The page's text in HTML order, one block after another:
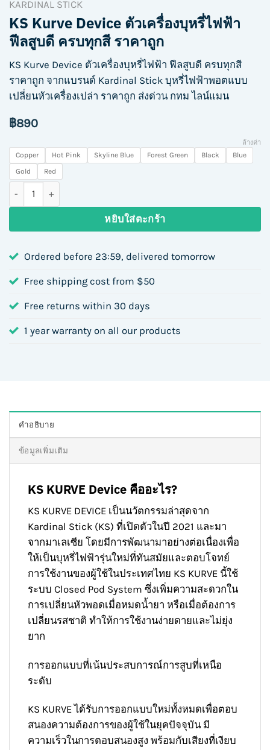
KARDINAL STICK
KS Kurve Device ตัวเครื่องบุหรี่ไฟฟ้า
ฟีลสูบดี ครบทุกสี ราคาถูก
KS Kurve Device ตัวเครื่องบุหรี่ไฟฟ้า ฟีลสูบดี ครบทุกสี
ราคาถูก จากแบรนด์ Kardinal Stick บุหรี่ไฟฟ้าพอตแบบ
เปลี่ยนหัวเครื่องเปล่า ราคาถูก ส่งด่วน กทม ไลน์แมน
฿890
Copper Hot Pink Skyline Blue Forest Green Black
Blue
Gold
Red
ล้างค่า
จำนวน KS Kurve Device ตัวเครื่องบุหรี่ไฟฟ้า ฟีลสูบดี ครบทุกสี รา
หยิบใส่ตะกร้า
Ordered before 23:59, delivered tomorrow
Free shipping cost from $50
Free returns within 30 days
1 year warranty on all our products
คำอธิบาย
ข้อมูลเพิ่มเติม
KS KURVE Device คืออะไร?
KS KURVE DEVICE เป็นนวัตกรรมล่าสุดจาก
Kardinal Stick (KS) ที่เปิดตัวในปี 2021 และมา
จากมาเลเซีย โดยมีการพัฒนามาอย่างต่อเนื่องเพื่อ
ให้เป็นบุหรี่ไฟฟ้ารุ่นใหม่ที่ทันสมัยและตอบโจทย์
การใช้งานของผู้ใช้ในประเทศไทย KS KURVE นี้ใช้
ระบบ Closed Pod System ซึ่งเพิ่มความสะดวกใน
การเปลี่ยนหัวพอดเมื่อหมดน้ำยา หรือเมื่อต้องการ
เปลี่ยนรสชาติ ทำให้การใช้งานง่ายดายและไม่ยุ่ง
ยาก
การออกแบบที่เน้นประสบการณ์การสูบที่เหนือ
ระดับ
KS KURVE ได้รับการออกแบบใหม่ทั้งหมดเพื่อตอบ
สนองความต้องการของผู้ใช้ในยุคปัจจุบัน มี
ความเร็วในการตอบสนองสูง พร้อมกับเสียงที่เงียบ